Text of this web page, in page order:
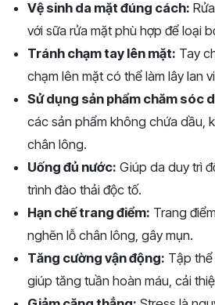
Vệ sinh da mặt đúng cách:
với sữa rửa mặt phù hợp để loại
Tránh chạm tay lên mặt: Tay
chạm lên mặt có thể làm lây lan
Sử dụng sản phẩm chăm sóc
các sản phẩm không chứa dầu,
chân lông.
Uống đủ nước: Giúp da duy trì
trình đào thải độc tố.
Hạn chế trang điểm: Trang
nghẽn lỗ chân lông, gây mụn.
Tăng cường vận động: Tập
giúp tăng tuần hoàn máu, cải